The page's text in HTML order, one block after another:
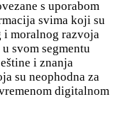
s uporabom
svima koji su
moralnog razvoja
svom segmentu
i znanja
su neophodna za
digitalnom